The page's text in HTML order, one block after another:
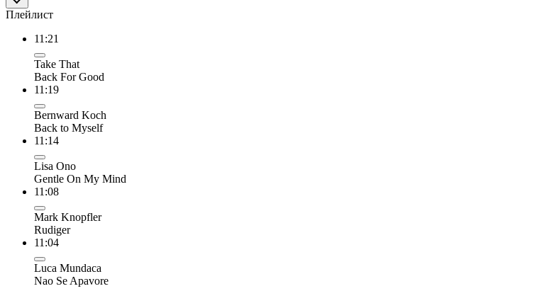
Плейлист
11:21
Take That
Back For Good
11:19
Bernward Koch
Back to Myself
11:14
Lisa Ono
Gentle On My Mind
11:08
Mark Knopfler
Rudiger
11:04
Luca Mundaca
Nao Se Apavore